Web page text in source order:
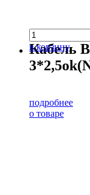
в корзину
Кабель
подробнее
о товаре